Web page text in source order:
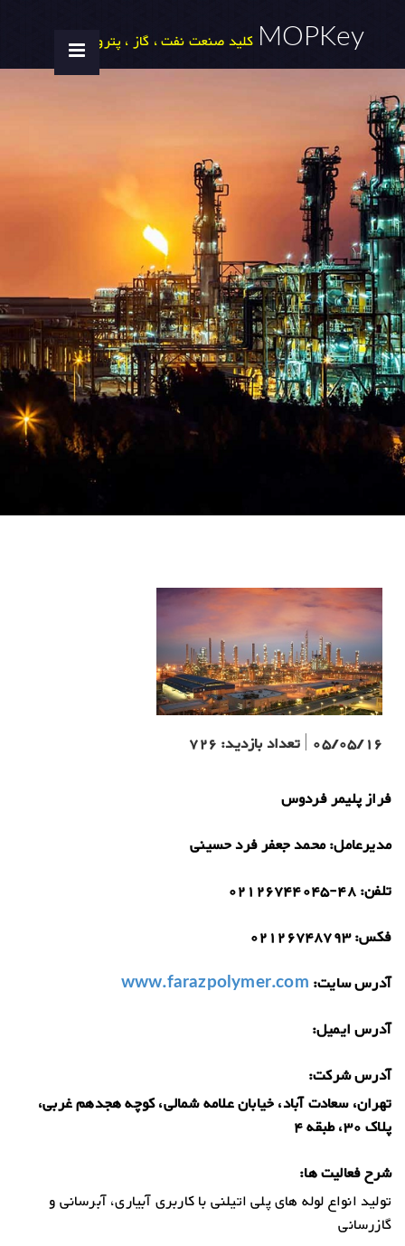
MOPKey کلید صنعت نفت ، گاز ، پتروشیمی
05/05/16
|تعداد بازدید: 726
فراز پلیمر فردوس
مدیرعامل:محمد جعفر فرد حسینی
تلفن:02126744045-48
فکس:02126748793
آدرس سایت: www.farazpolymer.com
آدرس ایمیل:
آدرس شرکت:
تهران، سعادت آباد، خیابان علامه شمالی، کوچه هجدهم غربی،
پلاک 30، طبقه 4
شرح فعالیت ها:
تولید انواع لوله های پلی اتیلنی با کاربری آبیاری، آبرسانی و
گازرسانی